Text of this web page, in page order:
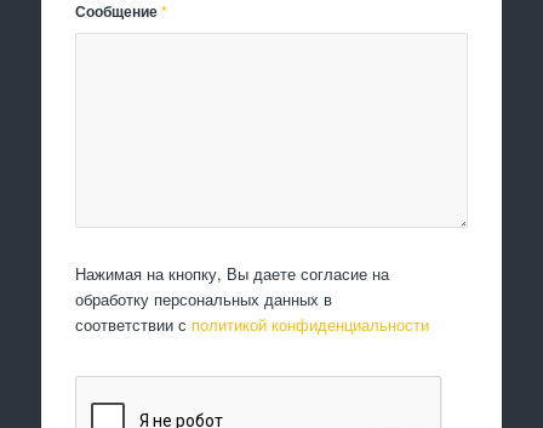
Сообщение*
Нажимая на кнопку, Вы даете согласие на
обработку персональных данных в
соответствии с политикой конфиденциальности